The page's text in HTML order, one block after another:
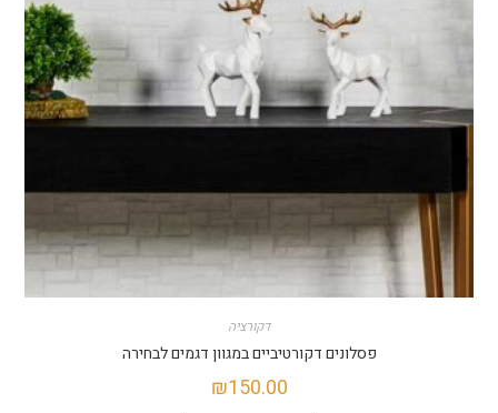
דקורציה
פסלונים דקורטיביים במגוון דגמים לבחירה
₪150.00